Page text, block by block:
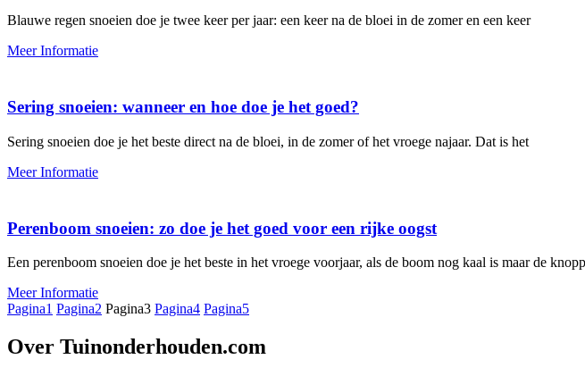
Blauwe regen snoeien doe je twee keer per jaar: een keer na de bloei in de zomer en een keer
Meer Informatie
Sering snoeien: wanneer en hoe doe je het goed?
Sering snoeien doe je het beste direct na de bloei, in de zomer of het vroege najaar. Dat is het
Meer Informatie
Perenboom snoeien: zo doe je het goed voor een rijke oogst
Een perenboom snoeien doe je het beste in het vroege voorjaar, als de boom nog kaal is maar de
Meer Informatie
Pagina1 Pagina2 Pagina3 Pagina4 Pagina5
Over Tuinonderhouden.com